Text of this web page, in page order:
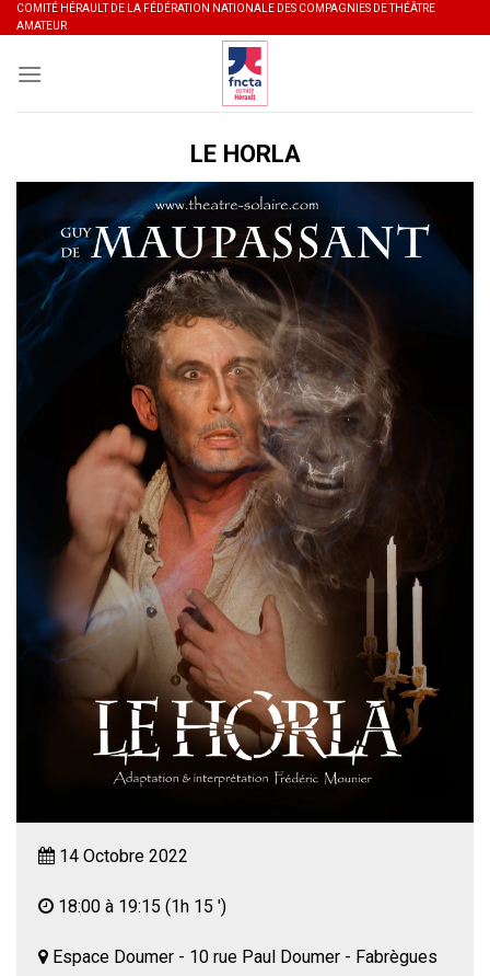
Skip
to
content
COMITÉ HÉRAULT DE LA FÉDÉRATION NATIONALE DES COMPAGNIES DE THÉÂTRE
AMATEUR
LE HORLA
14 Octobre 2022
18:00 à 19:15 (1h 15 ')
Espace Doumer - 10 rue Paul Doumer - Fabrègues